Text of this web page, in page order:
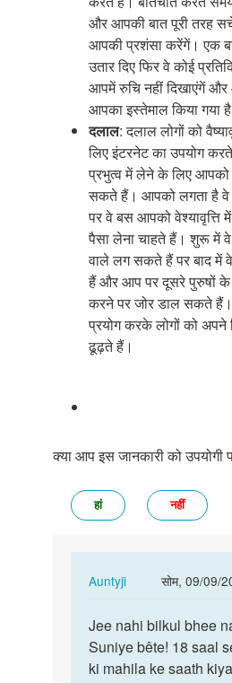
और आपकी बात पूरी तरह
आपकी प्रशंसा करेंगें। एक
उतार दिए फिर वे कोई
आपमें रुचि नहीं दिखाएंगें
आपका इस्तेमाल किया गया
दलाल: दलाल लोगों को
लिए इंटरनेट का उपयोग
प्रभुत्व में लेने के लिए आपको
सकते हैं। आपको लगता है वे
पर वे बस आपको
पैसा लेना चाहते हैं। शुरू में
वाले लग सकते हैं पर बाद में
हैं और आप पर दूसरे पुरुषों
करने पर जोर डाल सकते
प्रयोग करके लोगों को
ढूढ़ते हैं।
क्या आप इस जानकारी को उपयोगी
हां नहीं
Auntyji
सोम, 09/09/
In
to
larkiya
15
Jee
nahi
bilkul
Jee nahi bilkul bhee
Suniye bête! 18 saal
ki mahila ke saath